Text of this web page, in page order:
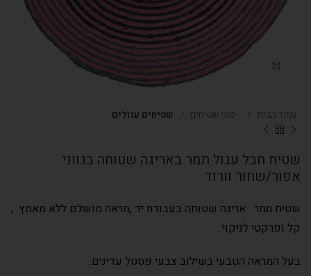
Click to enlarge
עמוד הבית סוגי שטיחים שטיחים עגולים
שטיח חבל עגול תמר באריגה שטוחה בגווני
אפור/שחור וורוד
שטיח תמר אריגה שטוחה בעבודת יד ,מראה מושלם ללא מאמץ ,
קל ופרקטי לניקוי .
בעל המראה הטבעי בשילוב צבעי פסטל עדינים.